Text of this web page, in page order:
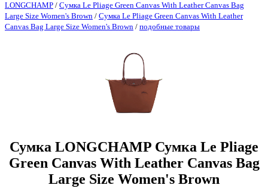
LONGCHAMP / Сумка Le Pliage Green Canvas With Leather Canvas Bag
Large Size Women's Brown / Сумка Le Pliage Green Canvas With Leather
Canvas Bag Large Size Women's Brown / подобные товары
Сумка LONGCHAMP Сумка Le Pliage
Green Canvas With Leather Canvas Bag
Large Size Women's Brown